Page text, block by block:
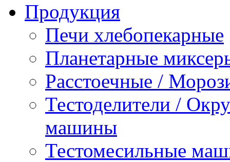
Продукция
Печи хлебопекарные
Планетарные
Расстоечные /
Тестоделители /
машины
Тестомесильные